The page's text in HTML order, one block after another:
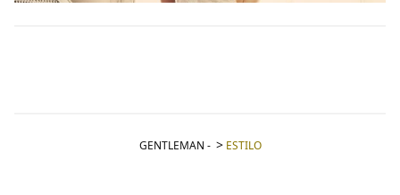
GENTLEMAN - ESTILO